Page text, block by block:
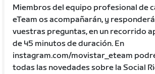
Miembros del equipo profesional de
eTeam os acompañarán, y
vuestras preguntas, en un recorrido
de 45 minutos de duración. En
instagram.com/movistar_eteam
todas las novedades sobre la Social